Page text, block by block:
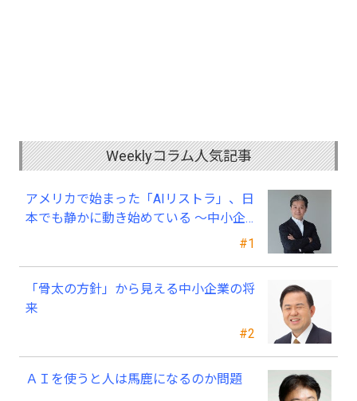
Weeklyコラム人気記事
#1
アメリカで始まった「AIリストラ」、日
本でも静かに動き始めている ～中小企
業経営者が今、見直すべき採用・業務・
#2
「骨太の方針」から見える中小企業の将
来
ＡＩを使うと人は馬鹿になるのか問題